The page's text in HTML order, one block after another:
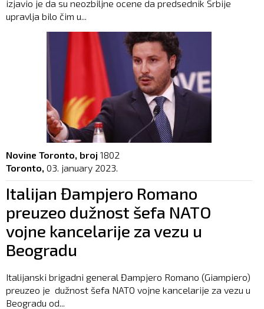
izjavio je da su neozbiljne ocene da predsednik Srbije
upravlja bilo čim u...
Novine Toronto, broj 1802
Toronto, 03. january 2023.
Italijan Đampjero Romano
preuzeo dužnost šefa NATO
vojne kancelarije za vezu u
Beogradu
Italijanski brigadni general Đampjero Romano (Giampiero)
preuzeo je dužnost šefa NATO vojne kancelarije za vezu u
Beogradu od...